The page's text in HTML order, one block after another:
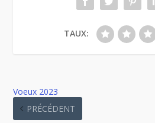
TAUX:
Voeux 2023
PRÉCÉDENT